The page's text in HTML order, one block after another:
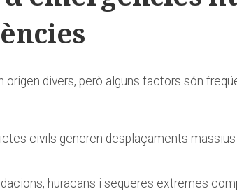
origen divers, ‍però⁢ alguns ⁤factors són
civils generen desplaçaments
⁣huracans i ⁣sequeres extremes